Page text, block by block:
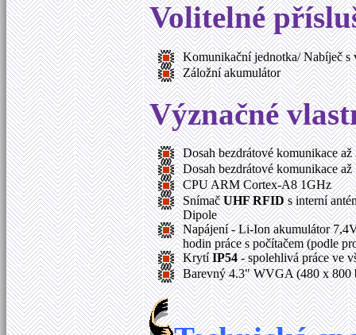
Volitelné
Komunikační jednotka/ Nabíječ
Záložní akumulátor
Význačné
Dosah bezdrátové komunikace
Dosah bezdrátové komunikace
CPU ARM Cortex-A8 1GHz
SnímačUHF RFIDs interní
Dipole
Napájení - Li-Ion akumulátor
hodin práce s počítačem (podle
KrytíIP54- spolehlivá práce ve
Barevný 4.3" WVGA (480 x 800